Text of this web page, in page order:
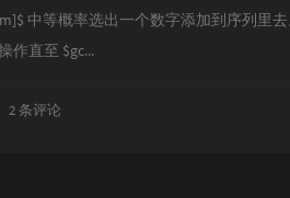
中等概率选出一个数字添加到序列里
作直至 $gc...
2 条评论